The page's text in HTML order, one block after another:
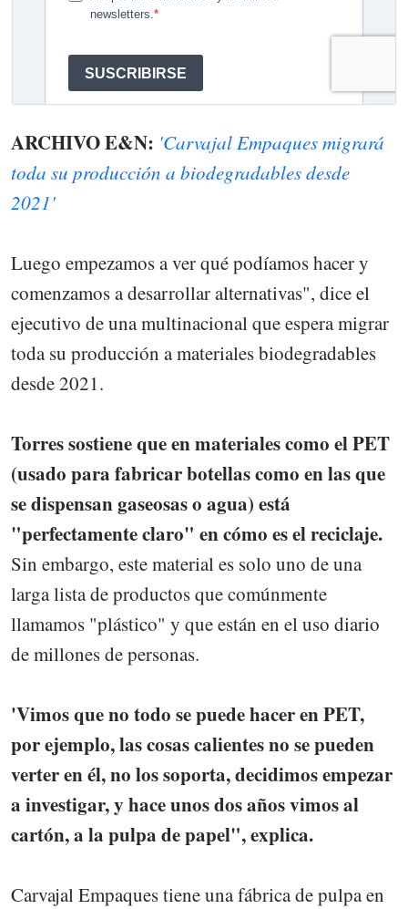
ARCHIVO E&N: 'Carvajal Empaques migrará
toda su producción a biodegradables desde
2021'
Luego empezamos a ver qué podíamos hacer y
comenzamos a desarrollar alternativas", dice el
ejecutivo de una multinacional que espera migrar
toda su producción a materiales biodegradables
desde 2021.
Torres sostiene que en materiales como el PET
(usado para fabricar botellas como en las que
se dispensan gaseosas o agua) está
"perfectamente claro" en cómo es el reciclaje.
Sin embargo, este material es solo uno de una
larga lista de productos que comúnmente
llamamos "plástico" y que están en el uso diario
de millones de personas.
'Vimos que no todo se puede hacer en PET,
por ejemplo, las cosas calientes no se pueden
verter en él, no los soporta, decidimos empezar
a investigar, y hace unos dos años vimos al
cartón, a la pulpa de papel", explica.
Carvajal Empaques tiene una fábrica de pulpa en